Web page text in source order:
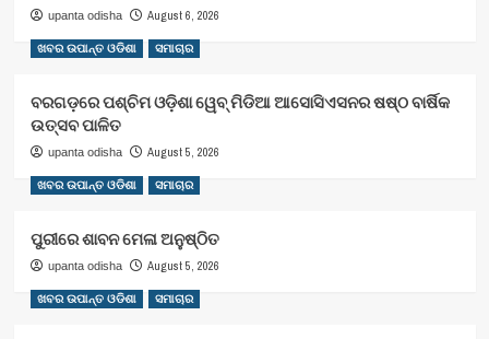
upanta odisha August 6, 2026
ଖବର ଉପାନ୍ତ ଓଡିଶା ସମାଚାର
ବରଗଡ଼ରେ ପଶ୍ଚିମ ଓଡ଼ିଶା ୱେବ୍ ମିଡିଆ ଆସୋସିଏସନର ଷଷ୍ଠ ବାର୍ଷିକ
ଉତ୍ସବ ପାଳିତ
upanta odisha August 5, 2026
ଖବର ଉପାନ୍ତ ଓଡିଶା ସମାଚାର
ପୁରୀରେ ଶାବନ ମେଳା ଅନୁଷ୍ଠିତ
upanta odisha August 5, 2026
ଖବର ଉପାନ୍ତ ଓଡିଶା ସମାଚାର